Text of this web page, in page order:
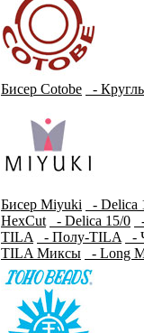
Бисер Cotobe -
Бисер Miyuki - Delica
HexCut
- Delica 15/0
TILA
- Полу-TILA -
TILA Миксы
- Long